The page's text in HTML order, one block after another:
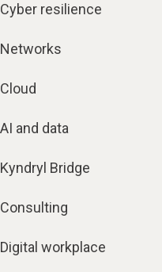
Cyber resilience
Networks
Cloud
AI and data
Kyndryl Bridge
Consulting
Digital workplace